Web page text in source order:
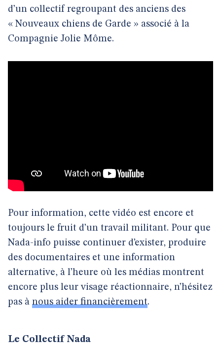
d’un collectif regroupant des anciens des
« Nouveaux chiens de Garde » associé à la
Compagnie Jolie Môme.
Pour information, cette vidéo est encore et
toujours le fruit d’un travail militant. Pour que
Nada-info puisse continuer d’exister, produire
des documentaires et une information
alternative, à l’heure où les médias montrent
encore plus leur visage réactionnaire, n’hésitez
pas à nous aider financièrement.
Le Collectif Nada